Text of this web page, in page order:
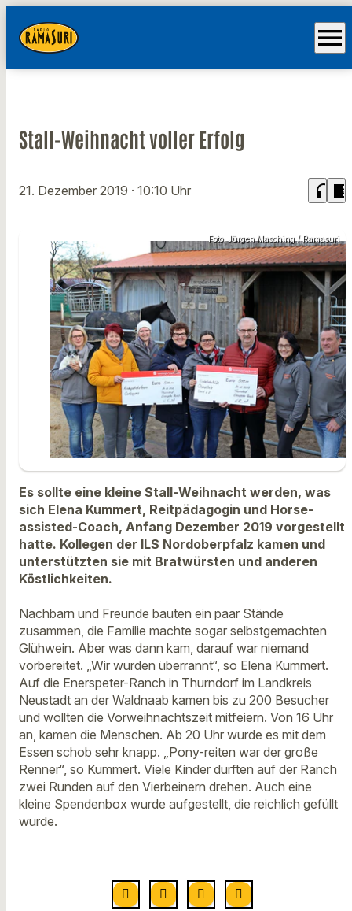
menu
Stall-Weihnacht voller Erfolg
21. Dezember 2019 · 10:10 Uhr headphones chrome_reader_mode
Foto: Jürgen Masching / Ramasuri
Es sollte eine kleine Stall-Weihnacht werden, was
sich Elena Kummert, Reitpädagogin und Horse-
assisted-Coach, Anfang Dezember 2019 vorgestellt
hatte. Kollegen der ILS Nordoberpfalz kamen und
unterstützten sie mit Bratwürsten und anderen
Köstlichkeiten.
Nachbarn und Freunde bauten ein paar Stände
zusammen, die Familie machte sogar selbstgemachten
Glühwein. Aber was dann kam, darauf war niemand
vorbereitet. „Wir wurden überrannt“, so Elena Kummert.
Auf die Enerspeter-Ranch in Thurndorf im Landkreis
Neustadt an der Waldnaab kamen bis zu 200 Besucher
und wollten die Vorweihnachtszeit mitfeiern. Von 16 Uhr
an, kamen die Menschen. Ab 20 Uhr wurde es mit dem
Essen schob sehr knapp. „Pony-reiten war der große
Renner“, so Kummert. Viele Kinder durften auf der Ranch
zwei Runden auf den Vierbeinern drehen. Auch eine
kleine Spendenbox wurde aufgestellt, die reichlich gefüllt
wurde.